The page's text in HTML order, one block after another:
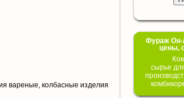
вареные, колбасные изделия
Фураж Он-
цены,
сырье